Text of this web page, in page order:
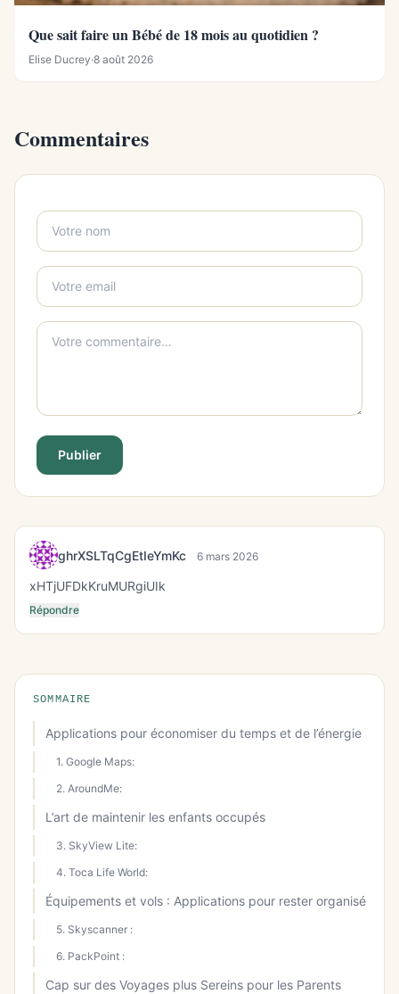
Que sait faire un Bébé de 18 mois au quotidien ?
Elise Ducrey·8 août 2026
Commentaires
Publier
ghrXSLTqCgEtIeYmKc 6 mars 2026
xHTjUFDkKruMURgiUIk
Répondre
SOMMAIRE
Applications pour économiser du temps et de l’énergie
1. Google Maps:
2. AroundMe:
L’art de maintenir les enfants occupés
3. SkyView Lite:
4. Toca Life World:
Équipements et vols : Applications pour rester organisé
5. Skyscanner :
6. PackPoint :
Cap sur des Voyages plus Sereins pour les Parents